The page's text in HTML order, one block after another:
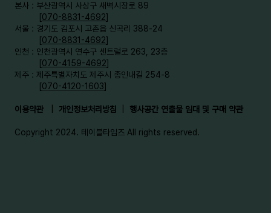
본사 : 부산광역시 사상구 새벽시장로 89
[070-8831-4692]
서울 : 경기도 김포시 고촌읍 신곡리 388-24
[070-8831-4692]
인천 : 인천광역시 연수구 센트럴로 263, 23층
[070-4159-4692]​
제주 : 제주특별자치도 제주시 종인내길 254-8
[070-4120-1603]
이용약관 개인정보처리방침 행사공간 연출물 임대 및 구매 약관
Copyright 2024. 테이블타임즈 All rights reserved.